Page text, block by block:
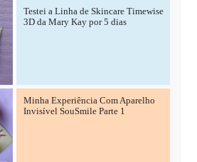
Testei a Linha de Skincare Timewise
3D da Mary Kay por 5 dias
Minha Experiência Com Aparelho
Invisível SouSmile Parte 1